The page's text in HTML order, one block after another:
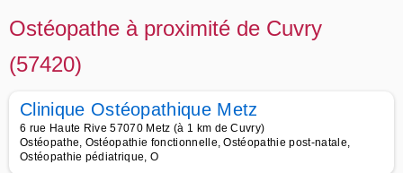
Ostéopathe à proximité de Cuvry
(57420)
Clinique Ostéopathique Metz
6 rue Haute Rive 57070 Metz (à 1 km de Cuvry)
Ostéopathe, Ostéopathie fonctionnelle, Ostéopathie post-natale,
Ostéopathie pédiatrique, O